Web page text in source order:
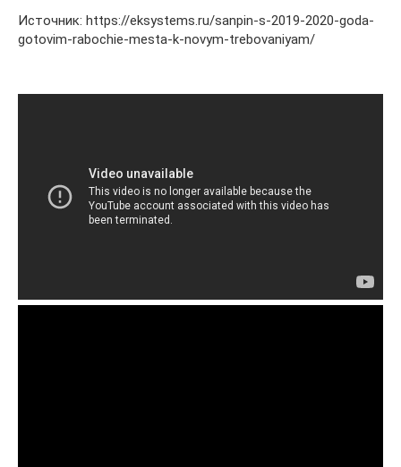
Источник: https://eksystems.ru/sanpin-s-2019-2020-goda-
gotovim-rabochie-mesta-k-novym-trebovaniyam/